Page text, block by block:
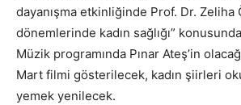
dayanışma etkinliğinde Prof. Dr. Zeliha
dönemlerinde kadın sağlığı”
Müzik programında Pınar Ateş’in
Mart filmi gösterilecek, kadın şiirleri
yemek yenilecek.